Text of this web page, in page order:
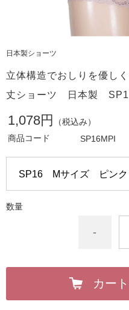
日本製ショーツ
立体構造でおしりを優
丈ショーツ 日本製
1,078円
（税込み）
商品コード
SP16MPI
数量
-
カー